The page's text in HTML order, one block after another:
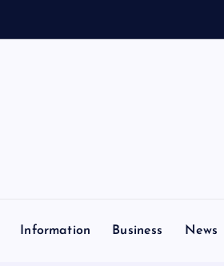
Information Business News